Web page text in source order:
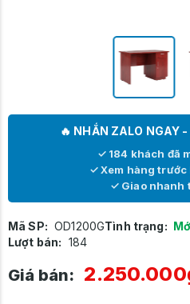
🔥 NHẮN ZALO NGAY
✓ 184 khách đã
✓ Xem hàng
✓ Giao nhanh
Mã SP: OD1200GTình trạng:
Lượt bán: 184
Giá bán: